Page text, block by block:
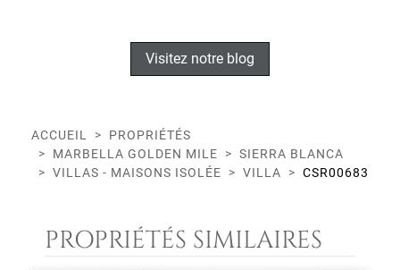
Visitez notre blog
ACCUEIL
PROPRIÉTÉS
MARBELLA GOLDEN MILE
SIERRA BLANCA
VILLAS - MAISONS ISOLÉE
VILLA CSR00683
PROPRIÉTÉS SIMILAIRES